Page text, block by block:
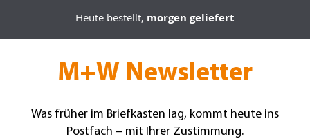
Heute bestellt, morgen geliefert
M+W Newsletter
Was früher im Briefkasten lag, kommt heute ins
Postfach – mit Ihrer Zustimmung.